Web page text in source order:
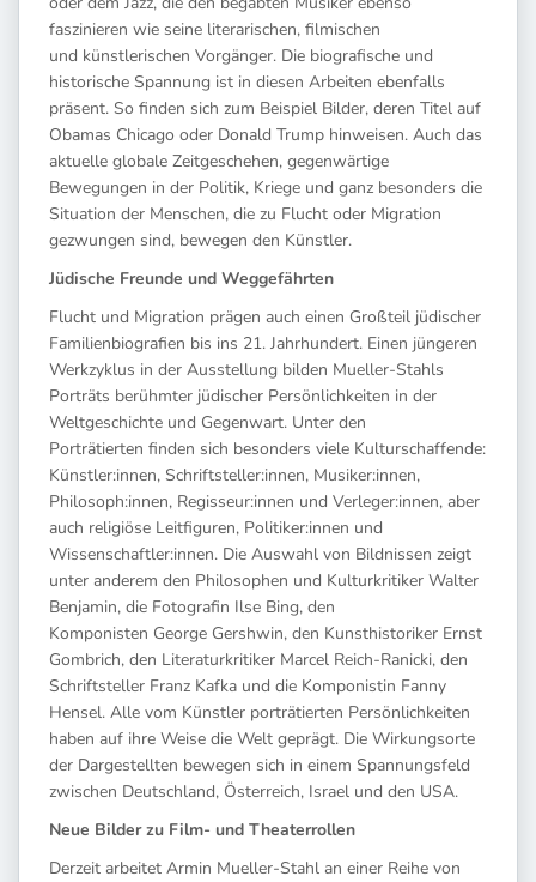
faszinieren wie seine literarischen, filmischen
und künstlerischen Vorgänger. Die biografische und
historische Spannung ist in diesen Arbeiten ebenfalls
präsent. So finden sich zum Beispiel Bilder, deren Titel auf
Obamas Chicago oder Donald Trump hinweisen. Auch das
aktuelle globale Zeitgeschehen, gegenwärtige
Bewegungen in der Politik, Kriege und ganz besonders die
Situation der Menschen, die zu Flucht oder Migration
gezwungen sind, bewegen den Künstler.
Jüdische Freunde und Weggefährten
Flucht und Migration prägen auch einen Großteil jüdischer
Familienbiografien bis ins 21. Jahrhundert. Einen jüngeren
Werkzyklus in der Ausstellung bilden Mueller-Stahls
Porträts berühmter jüdischer Persönlichkeiten in der
Weltgeschichte und Gegenwart. Unter den
Porträtierten finden sich besonders viele Kulturschaffende:
Künstler:innen, Schriftsteller:innen, Musiker:innen,
Philosoph:innen, Regisseur:innen und Verleger:innen, aber
auch religiöse Leitfiguren, Politiker:innen und
Wissenschaftler:innen. Die Auswahl von Bildnissen zeigt
unter anderem den Philosophen und Kulturkritiker Walter
Benjamin, die Fotografin Ilse Bing, den
Komponisten George Gershwin, den Kunsthistoriker Ernst
Gombrich, den Literaturkritiker Marcel Reich-Ranicki, den
Schriftsteller Franz Kafka und die Komponistin Fanny
Hensel. Alle vom Künstler porträtierten Persönlichkeiten
haben auf ihre Weise die Welt geprägt. Die Wirkungsorte
der Dargestellten bewegen sich in einem Spannungsfeld
zwischen Deutschland, Österreich, Israel und den USA.
Neue Bilder zu Film- und Theaterrollen
Derzeit arbeitet Armin Mueller-Stahl an einer Reihe von